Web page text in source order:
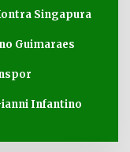
Singapura
Guimaraes
Infantino